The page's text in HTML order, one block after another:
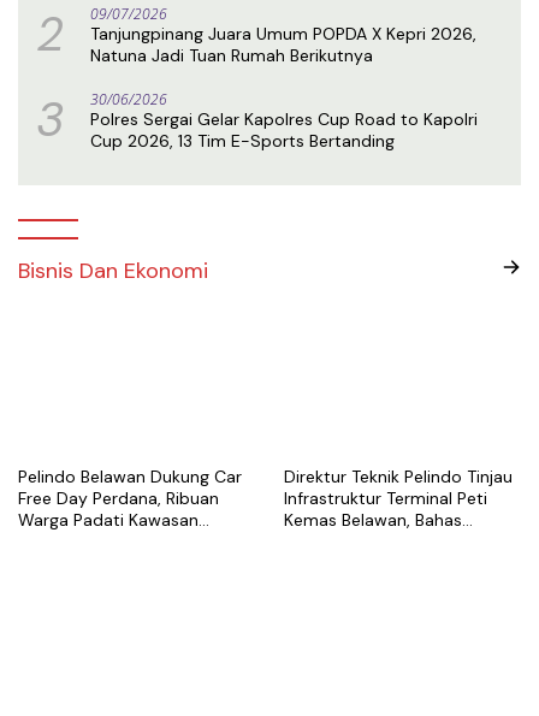
2 09/07/2026
Tanjungpinang Juara Umum POPDA X Kepri 2026,
Natuna Jadi Tuan Rumah Berikutnya
3 30/06/2026
Polres Sergai Gelar Kapolres Cup Road to Kapolri
Cup 2026, 13 Tim E-Sports Bertanding
Bisnis Dan Ekonomi
Pelindo Belawan Dukung Car
Free Day Perdana, Ribuan
Warga Padati Kawasan
Direktur Teknik Pelindo Tinjau
Infrastruktur Terminal Peti
Kemas Belawan, Bahas